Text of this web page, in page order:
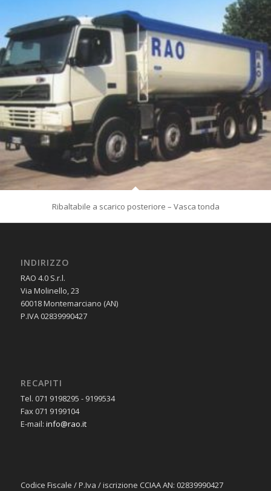
Ribaltabile a scarico posteriore – Vasca tonda
INDIRIZZO
RAO 4.0 S.r.l.
Via Molinello, 23
60018 Montemarciano (AN)
P.IVA 02839990427
RECAPITI
Tel. 071 9198295 - 9199534
Fax 071 9199104
E-mail: info@rao.it
Codice Fiscale / P.Iva / iscrizione CCIAA AN: 02839990427